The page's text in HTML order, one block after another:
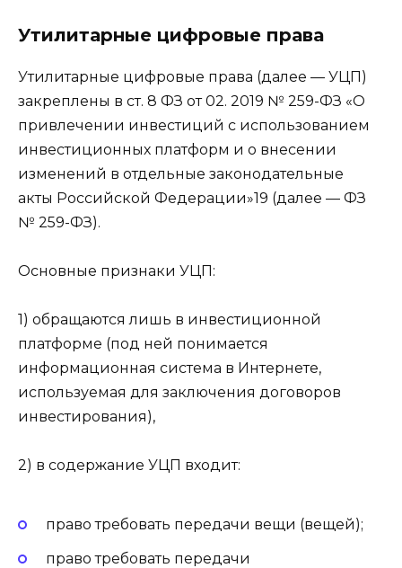
Утилитарные цифровые права
Утилитарные цифровые права (далее — УЦП)
закреплены в ст. 8 ФЗ от 02. 2019 № 259-ФЗ «О
привлечении инвестиций с использованием
инвестиционных платформ и о внесении
изменений в отдельные законодательные
акты Российской Федерации»19 (далее — ФЗ
№ 259-ФЗ).
Основные признаки УЦП:
1) обращаются лишь в инвестиционной
платформе (под ней понимается
информационная система в Интернете,
используемая для заключения договоров
инвестирования),
2) в содержание УЦП входит:
право требовать передачи вещи (вещей);
право требовать передачи